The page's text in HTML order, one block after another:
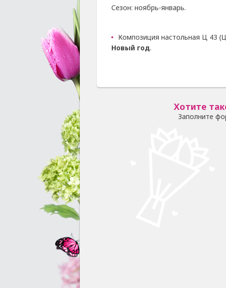
Сезон: ноябрь-январь.
Композиция настольная Ц 43
Новый год.
Хотите
Заполните